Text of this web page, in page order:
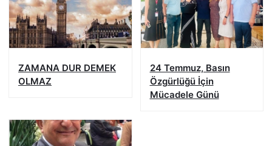
ZAMANA DUR DEMEK
OLMAZ
24 Temmuz, Basın
Özgürlüğü İçin
Mücadele Günü